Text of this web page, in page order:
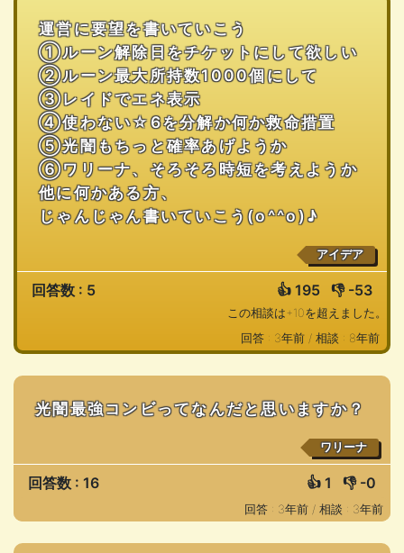
運営に要望を書いていこう
①ルーン解除日をチケットにして欲しい
②ルーン最大所持数1000個にして
③レイドでエネ表示
④使わない☆6を分解か何か救命措置
⑤光闇もちっと確率あげようか
⑥ワリーナ、そろそろ時短を考えようか
他に何かある方、
じゃんじゃん書いていこう(o^^o)♪
アイデア
回答数 : 5 👍 195 👎 -53
この相談は+10を超えました。
回答 : 3年前 / 相談 : 8年前
光闇最強コンビってなんだと思いますか？
ワリーナ
回答数 : 16 👍 1 👎 -0
回答 : 3年前 / 相談 : 3年前